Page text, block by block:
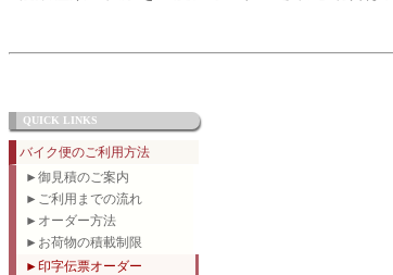
QUICK LINKS
バイク便のご利用方法
►御見積のご案内
►ご利用までの流れ
►オーダー方法
►お荷物の積載制限
►印字伝票オーダー